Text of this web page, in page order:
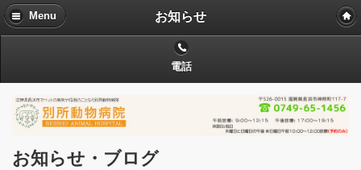
Menu お知らせ
電話
お知らせ・ブログ